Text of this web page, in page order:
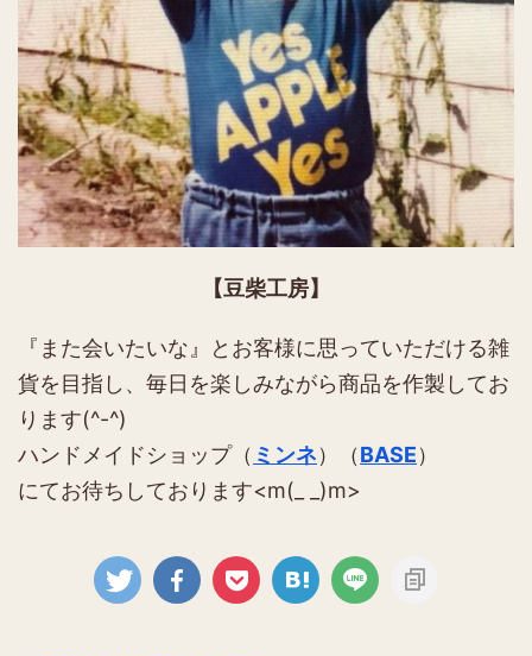
【豆柴工房】
『また会いたいな』とお客様に思っていただける雑
貨を目指し、毎日を楽しみながら商品を作製してお
ります(^-^)
ハンドメイドショップ（ ミンネ）（BASE）
にてお待ちしております<m(_ _)m>